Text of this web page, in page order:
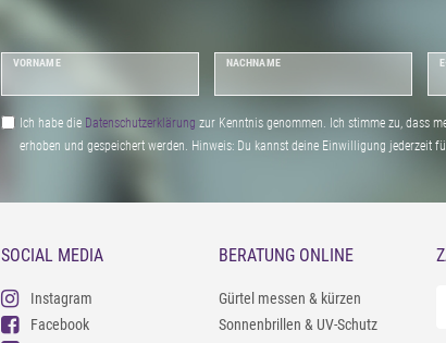
VORNAME NACHNAME
Ich habe die Daten­schutz­erklärung zur Kenntnis genommen. Ich stimme zu, dass
erhoben und gespeichert werden. Hinweis: Du kannst deine Einwilligung jederzeit
SOCIAL MEDIA
Instagram
Facebook
BERATUNG ONLINE
Gürtel messen & kürzen
Sonnenbrillen & UV-Schutz